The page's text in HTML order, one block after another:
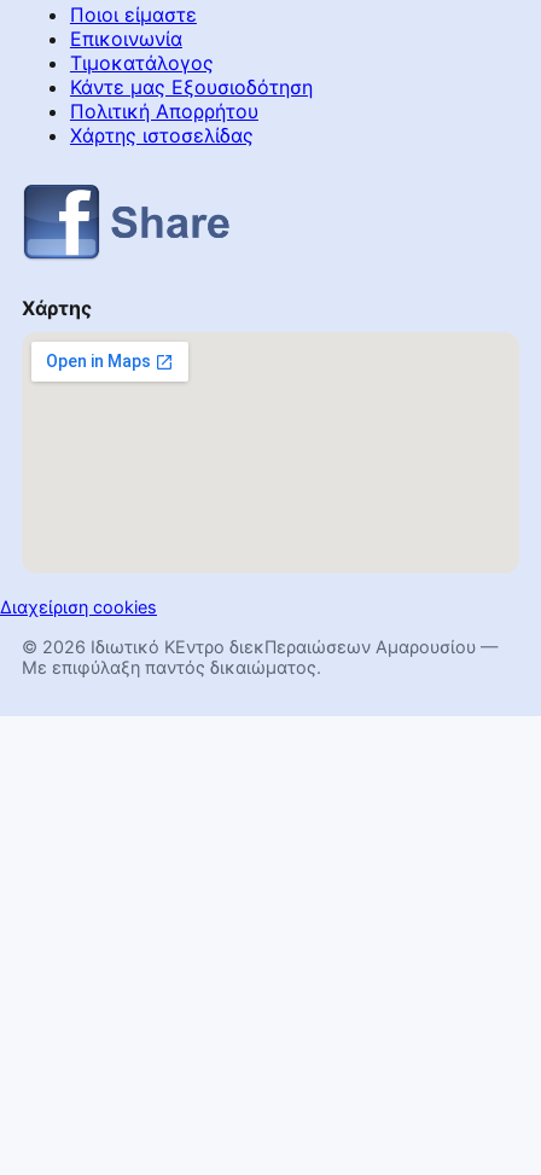
Ποιοι είμαστε
Επικοινωνία
Τιμοκατάλογος
Κάντε μας Εξουσιοδότηση
Πολιτική Απορρήτου
Χάρτης ιστοσελίδας
Χάρτης
Διαχείριση cookies
© 2026 Ιδιωτικό ΚΕντρο διεκΠεραιώσεων Αμαρουσίου —
Με επιφύλαξη παντός δικαιώματος.